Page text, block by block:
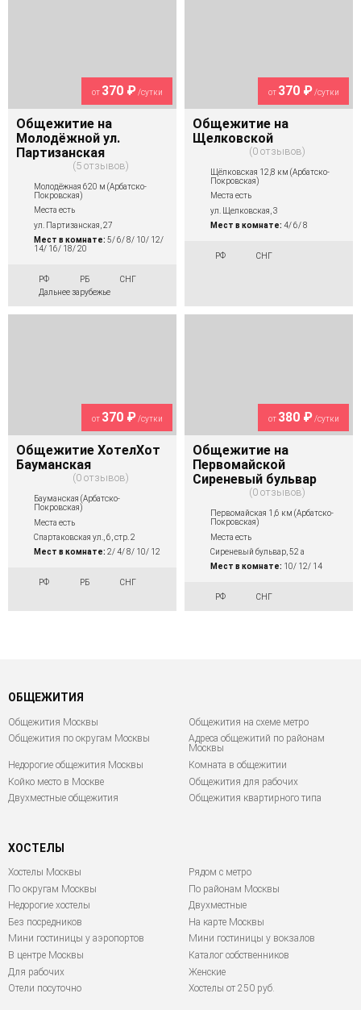
от 370 ₽/сутки
Общежитие на
Молодёжной ул.
Партизанская
5 отзывов
Молодёжная 620 м (Арбатско-
Покровская)
Места есть
ул. Партизанская, 27
Мест в комнате: 5/ 6/ 8/ 10/ 12/
14/ 16/ 18/ 20
РФ РБ
СНГ
Дальнее зарубежье
от 370 ₽/сутки
Общежитие на
Щелковской
0 отзывов
Щёлковская 12,8 км (Арбатско-
Покровская)
Места есть
ул. Щелковская, 3
Мест в комнате: 4/ 6/ 8
РФ СНГ
от 370 ₽/сутки
Общежитие ХотелХот
Бауманская
0 отзывов
Бауманская (Арбатско-
Покровская)
Места есть
Спартаковская ул., 6, стр. 2
Мест в комнате: 2/ 4/ 8/ 10/ 12
РФ РБ СНГ
от 380 ₽/сутки
Общежитие на
Первомайской
Сиреневый бульвар
0 отзывов
Первомайская 1,6 км (Арбатско-
Покровская)
Места есть
Сиреневый бульвар, 52 а
Мест в комнате: 10/ 12/ 14
РФ СНГ
ОБЩЕЖИТИЯ
Общежития Москвы
Общежития на схеме метро
Общежития по округам Москвы
Адреса общежитий по районам
Москвы
Недорогие общежития Москвы
Комната в общежитии
Койко место в Москве
Общежития для рабочих
Двухместные общежития
Общежития квартирного типа
ХОСТЕЛЫ
Хостелы Москвы
По округам Москвы
Недорогие хостелы
Без посредников
Мини гостиницы у аэропортов
В центре Москвы
Для рабочих
Отели посуточно
Рядом с метро
По районам Москвы
Двухместные
На карте Москвы
Мини гостиницы у вокзалов
Каталог собственников
Женские
Хостелы от 250 руб.